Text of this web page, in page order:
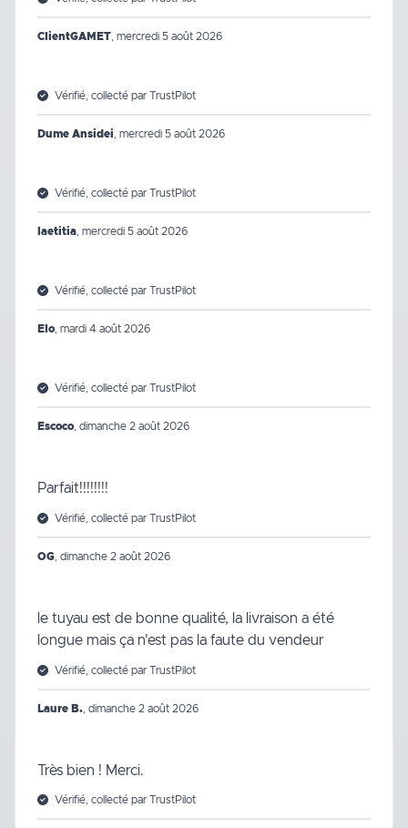
ClientGAMET mercredi 5 août 2026
Vérifié, collecté par TrustPilot
Dume Ansidei mercredi 5 août 2026
Vérifié, collecté par TrustPilot
laetitia mercredi 5 août 2026
Vérifié, collecté par TrustPilot
Elo, mardi 4 août 2026
Vérifié, collecté par TrustPilot
Escoco, dimanche 2 août 2026
Parfait!!!!!!!!
Vérifié, collecté par TrustPilot
OG dimanche 2 août 2026
le tuyau est de bonne qualité, la livraison a été
longue mais ça n'est pas la faute du vendeur
Vérifié, collecté par TrustPilot
Laure B. dimanche 2 août 2026
Très bien ! Merci.
Vérifié, collecté par TrustPilot